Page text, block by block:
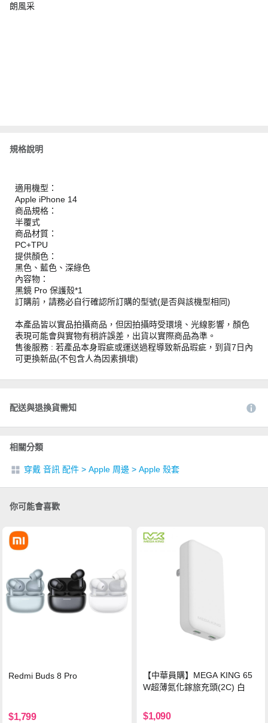
朗風采
規格說明
適用機型：
Apple iPhone 14
商品規格：
半覆式
商品材質：
PC+TPU
提供顏色：
黑色、藍色、深綠色
內容物：
黑鏡 Pro 保護殼*1
訂購前，請務必自行確認所訂購的型號(是否與該機型相同)
本產品皆以實品拍攝商品，但因拍攝時受環境、光線影響，顏色
表現可能會與實物有稍許誤差，出貨以實際商品為準。
售後服務 : 若產品本身瑕疵或運送過程導致新品瑕疵，到貨7日內
可更換新品(不包含人為因素損壞)
配送與退換貨需知
相關分類
穿戴 音訊 配件 > Apple 周邊 > Apple 殼套
你可能會喜歡
Redmi Buds 8 Pro
$1,799
【中華員購】MEGA KING 65
W超薄氮化鎵旅充頭(2C) 白
$1,090